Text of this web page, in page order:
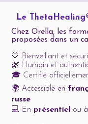
Le
Chez Orella, les
proposées dans un
🤍 Bienveillant et
🌿 Humain et
🎓 Certifié
🌍 Accessible en
russe
💻 En présentiel ou à